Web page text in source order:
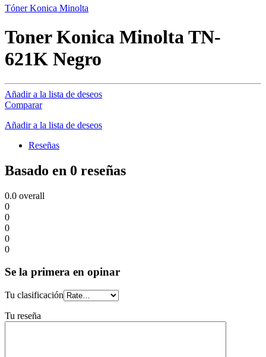
Tóner Konica Minolta
Toner Konica Minolta TN-
621K Negro
Añadir a la lista de deseos
Comparar
Añadir a la lista de deseos
Reseñas
Basado en 0 reseñas
0.0 overall
0
0
0
0
0
Se la primera en opinar
Tu clasificación
Tu reseña